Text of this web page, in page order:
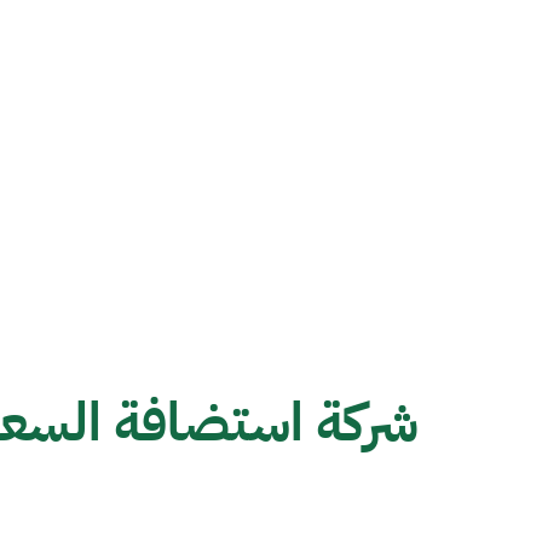
شركة استضافة